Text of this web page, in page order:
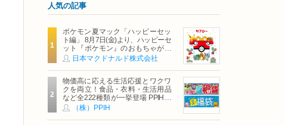
人気の記事
ポケモン夏マック「ハッピーセッ
ト編」 8月7日(金)より、ハッピーセ
ット『ポケモン』のおもちゃが期
間限定登場
日本マクドナルド株式会社
物価高に応える生活応援とワクワ
クを両立！食品・衣料・生活用品
など全222種類が一挙登場 PPIHグ
ループ「夏福袋」＆セール 8月6日
(木)より順次スタート
（株）PPIH